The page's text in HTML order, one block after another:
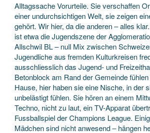
Alltagssache Vorurteile. Sie verschaffen
einer undurchsichtigen Welt, sie zeigen
gehört. Wir hier, da die anderen – alles
ist etwa die Jugendszene der
Allschwil BL – null Mix zwischen
Jugendliche aus fremden Kulturkreisen
ausschliesslich das Jugend- und
Betonblock am Rand der Gemeinde
Hause, hier haben sie eine Nische, in der
unbelästigt fühlen. Sie hören an einem
Techno, nicht zu laut, ein TV-Apparat
Fussballspiel der Champions League.
Mädchen sind nicht anwesend – hängen